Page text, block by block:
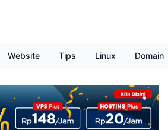
Website Tips Linux Domain